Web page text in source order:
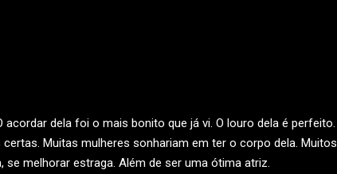
dela foi o mais bonito que já vi. O louro dela é perfeito.
Muitas mulheres sonhariam em ter o corpo dela. Muitos
melhorar estraga. Além de ser uma ótima atriz.